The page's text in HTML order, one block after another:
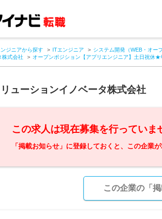
ジニアから探す ITエンジニア システム開発（WEB・オー
株式会社
オープンポジション【アプリエンジニア】土日祝休★
ューションイノベータ株式会社
この求人は現在募集を行っていま
「掲載お知らせ」に登録しておくと、この企業
この企業の「